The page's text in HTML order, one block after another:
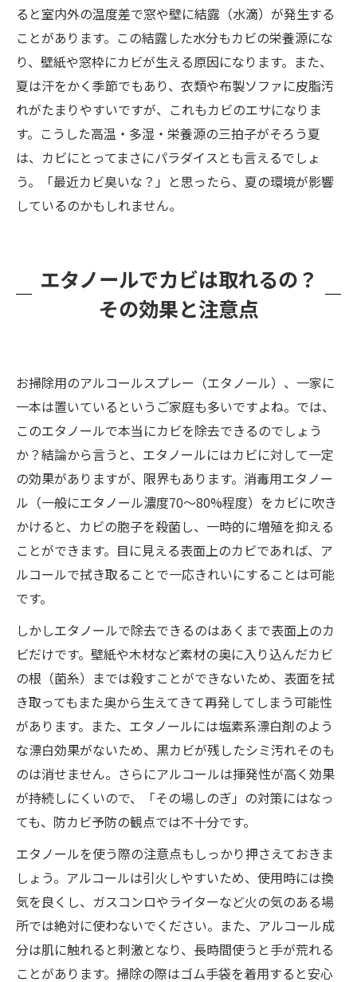
ると室内外の温度差で窓や壁に結露（水滴）が発生する
ことがあります。この結露した水分もカビの栄養源にな
り、壁紙や窓枠にカビが生える原因になります。また、
夏は汗をかく季節でもあり、衣類や布製ソファに皮脂汚
れがたまりやすいですが、これもカビのエサになりま
す。こうした高温・多湿・栄養源の三拍子がそろう夏
は、カビにとってまさにパラダイスとも言えるでしょ
う。「最近カビ臭いな？」と思ったら、夏の環境が影響
しているのかもしれません。
エタノールでカビは取れるの？
その効果と注意点
お掃除用のアルコールスプレー（エタノール）、一家に
一本は置いているというご家庭も多いですよね。では、
このエタノールで本当にカビを除去できるのでしょう
か？結論から言うと、エタノールにはカビに対して一定
の効果がありますが、限界もあります。消毒用エタノー
ル（一般にエタノール濃度70〜80%程度）をカビに吹き
かけると、カビの胞子を殺菌し、一時的に増殖を抑える
ことができます。目に見える表面上のカビであれば、ア
ルコールで拭き取ることで一応きれいにすることは可能
です。
しかしエタノールで除去できるのはあくまで表面上のカ
ビだけです。壁紙や木材など素材の奥に入り込んだカビ
の根（菌糸）までは殺すことができないため、表面を拭
き取ってもまた奥から生えてきて再発してしまう可能性
があります。また、エタノールには塩素系漂白剤のよう
な漂白効果がないため、黒カビが残したシミ汚れそのも
のは消せません。さらにアルコールは揮発性が高く効果
が持続しにくいので、「その場しのぎ」の対策にはなっ
ても、防カビ予防の観点では不十分です。
エタノールを使う際の注意点もしっかり押さえておきま
しょう。アルコールは引火しやすいため、使用時には換
気を良くし、ガスコンロやライターなど火の気のある場
所では絶対に使わないでください。また、アルコール成
分は肌に触れると刺激となり、長時間使うと手が荒れる
ことがあります。掃除の際はゴム手袋を着用すると安心